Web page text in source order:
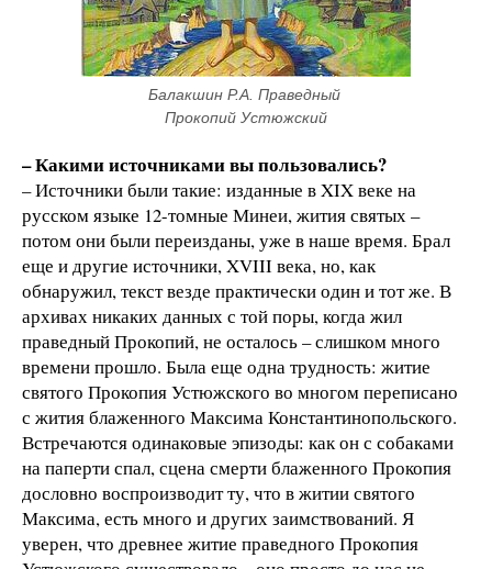
Балакшин Р.А. Праведный
Прокопий Устюжский
– Какими источниками вы пользовались?
– Источники были такие: изданные в XIX веке на
русском языке 12-томные Минеи, жития святых –
потом они были переизданы, уже в наше время. Брал
еще и другие источники, XVIII века, но, как
обнаружил, текст везде практически один и тот же. В
архивах никаких данных с той поры, когда жил
праведный Прокопий, не осталось – слишком много
времени прошло. Была еще одна трудность: житие
святого Прокопия Устюжского во многом переписано
с жития блаженного Максима Константинопольского.
Встречаются одинаковые эпизоды: как он с собаками
на паперти спал, сцена смерти блаженного Прокопия
дословно воспроизводит ту, что в житии святого
Максима, есть много и других заимствований. Я
уверен, что древнее житие праведного Прокопия